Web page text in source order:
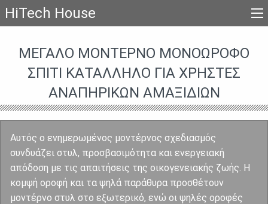
HiTech House
ΜΕΓΆΛΟ ΜΟΝΤΈΡΝΟ ΜΟΝΟΏΡΟΦΟ
ΣΠἸΤΙ ΚΑΤΆΛΛΗΛΟ ΓΙΑ ΧΡΉΣΤΕΣ
ΑΝΑΠΗΡΙΚΏΝ ΑΜΑΞΙΔΊΩΝ
Αυτός ο ενημερωμένος μοντέρνος σχεδιασμός
συνδυάζει στυλ, προσβασιμότητα και ενεργειακή
απόδοση με τις απαιτήσεις της οικογενειακής ζωής. Η
κομψή οροφή και τα ψηλά παράθυρα προσθέτουν
μοντέρνο στυλ στο εξωτερικό, ενώ οι ψηλές οροφές